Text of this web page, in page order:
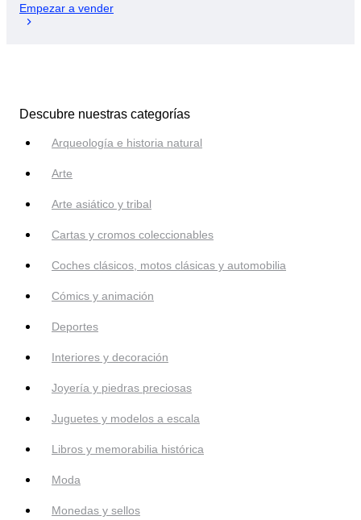
Empezar a vender
Descubre nuestras categorías
Arqueología e historia natural
Arte
Arte asiático y tribal
Cartas y cromos coleccionables
Coches clásicos, motos clásicas y automobilia
Cómics y animación
Deportes
Interiores y decoración
Joyería y piedras preciosas
Juguetes y modelos a escala
Libros y memorabilia histórica
Moda
Monedas y sellos